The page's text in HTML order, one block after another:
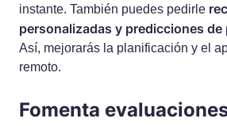
instante. También puedes pedirle
personalizadas y predicciones
Así, mejorarás la planificación y el
remoto.
Fomenta